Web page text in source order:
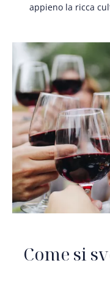
appieno la ricca
Come si